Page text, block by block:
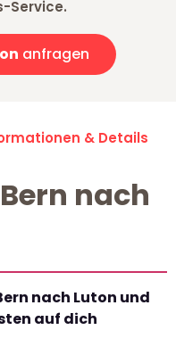
Service.
anfragen
& Details
nach
nach Luton und
auf dich